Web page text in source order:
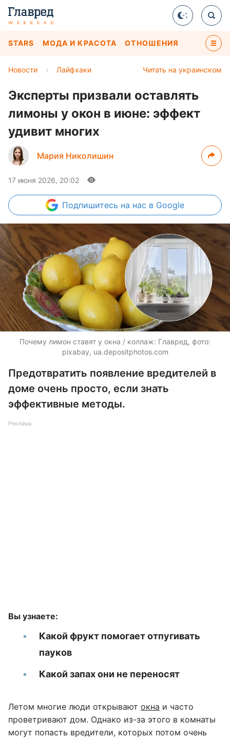
STARS МОДА И КРАСОТА ОТНОШЕНИЯ
Читать на украинском
Новости › Лайфхаки
Эксперты призвали оставлять
лимоны у окон в июне: эффект
удивит многих
Мария Николишин
17 июня 2026, 20:02
Подпишитесь на нас в Google
Почему лимон ставят у окна / коллаж: Главред, фото:
pixabay, ua.depositphotos.com
Предотвратить появление вредителей в
доме очень просто, если знать
эффективные методы.
Реклама
Вы узнаете:
Какой фрукт помогает отпугивать
пауков
Какой запах они не переносят
Летом многие люди открывают окна и часто
проветривают дом. Однако из-за этого в комнаты
могут попасть вредители, которых потом очень